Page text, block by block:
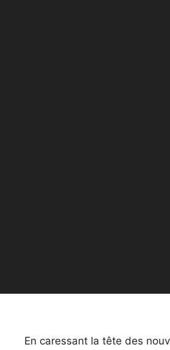
En caressant la tête des